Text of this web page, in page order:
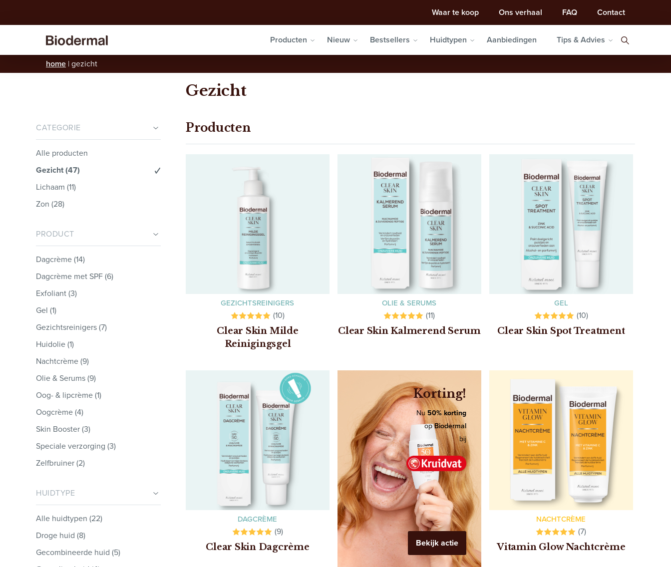
Waar te koop Ons verhaal FAQ Contact
Producten Nieuw Bestsellers Huidtypen Aanbiedingen Tips & Advies
home |gezicht
Gezicht
CATEGORIE
Alle producten
Gezicht(47)
Lichaam (11)
Zon (28)
PRODUCT
Dagcrème (14)
Dagcrème met SPF (6)
Exfoliant (3)
Gel (1)
Gezichtsreinigers (7)
Huidolie (1)
Nachtcrème (9)
Olie & Serums (9)
Oog- & lipcrème (1)
Oogcrème (4)
Skin Booster (3)
Speciale verzorging (3)
Zelfbruiner (2)
HUIDTYPE
Alle huidtypen (22)
Droge huid (8)
Gecombineerde huid (5)
Producten
GEZICHTSREINIGERS
(10)
Clear Skin Milde
Reinigingsgel
OLIE & SERUMS
(11)
Clear Skin Kalmerend Serum
GEL
(10)
Clear Skin Spot Treatment
DAGCRÈME
(9)
Clear Skin Dagcrème
Korting!
Nu50% korting
opBiodermal
bij
Bekijk actie
NACHTCRÈME
(7)
Vitamin Glow Nachtcrème